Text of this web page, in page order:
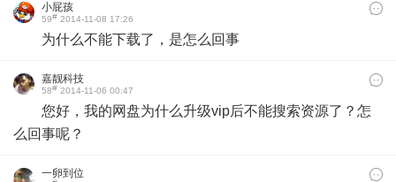
小屁孩
59# 2014-11-08 17:26
为什么不能下载了，是怎么回事
嘉靓科技
58# 2014-11-06 00:47
您好，我的网盘为什么升级vip后不能搜索资源了？怎
么回事呢？
一卵到位